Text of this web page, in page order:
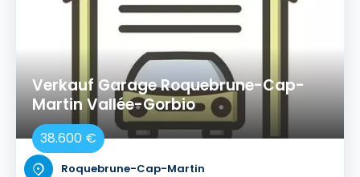
Verkauf Garage Roquebrune-Cap-
Martin Vallée-Gorbio
38.600 €
Roquebrune-Cap-Martin